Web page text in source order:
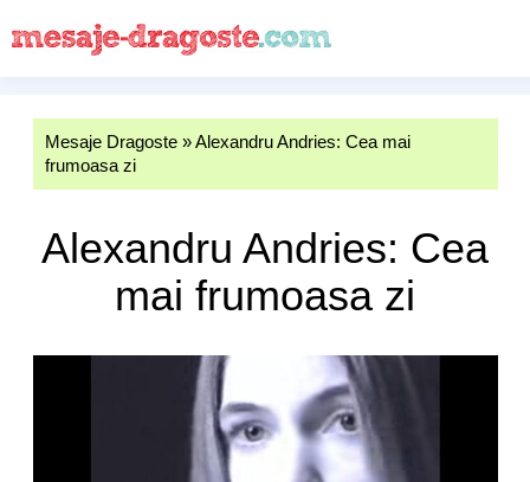
Mesaje Dragoste»Alexandru Andries: Cea mai
frumoasa zi
Alexandru Andries: Cea
mai frumoasa zi